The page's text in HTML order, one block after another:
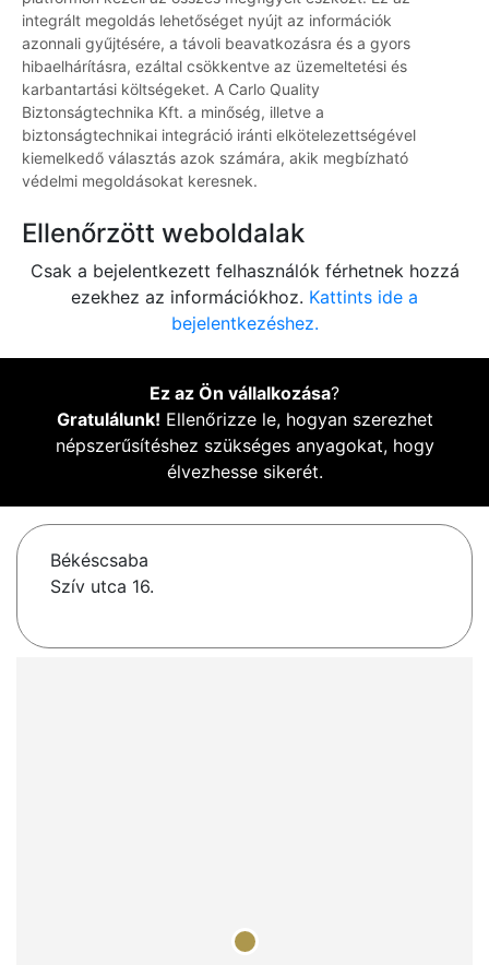
integrált megoldás lehetőséget nyújt az információk
azonnali gyűjtésére, a távoli beavatkozásra és a gyors
hibaelhárításra, ezáltal csökkentve az üzemeltetési és
karbantartási költségeket. A Carlo Quality
Biztonságtechnika Kft. a minőség, illetve a
biztonságtechnikai integráció iránti elkötelezettségével
kiemelkedő választás azok számára, akik megbízható
védelmi megoldásokat keresnek.
Ellenőrzött weboldalak
Csak a bejelentkezett felhasználók férhetnek hozzá
ezekhez az információkhoz. Kattints ide a
bejelentkezéshez.
Ez az Ön vállalkozása?
Gratulálunk! Ellenőrizze le, hogyan szerezhet
népszerűsítéshez szükséges anyagokat, hogy
élvezhesse sikerét.
Békéscsaba
Szív utca 16.